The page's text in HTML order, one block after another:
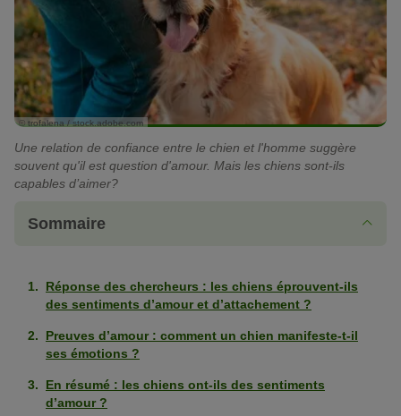
© trofalena / stock.adobe.com
Une relation de confiance entre le chien et l'homme suggère
souvent qu'il est question d'amour. Mais les chiens sont-ils
capables d’aimer?
Sommaire
Réponse des chercheurs : les chiens éprouvent-ils
des sentiments d’amour et d’attachement ?
Preuves d’amour : comment un chien manifeste-t-il
ses émotions ?
En résumé : les chiens ont-ils des sentiments
d’amour ?